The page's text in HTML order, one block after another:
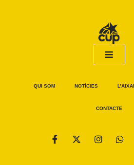
QUI SOM NOTÍCIES
CONTACTE